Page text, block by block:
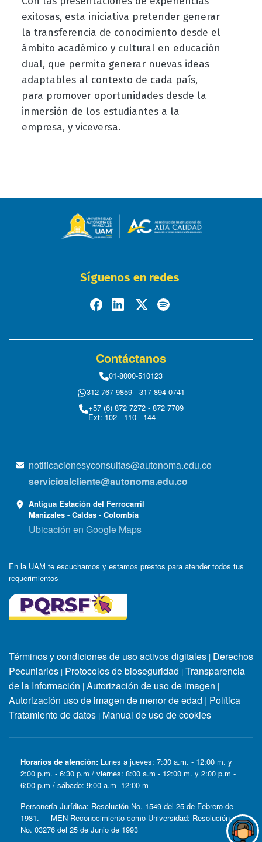
exitosas, esta iniciativa pretender generar
la transferencia de conocimiento desde el
ámbito académico y cultural en educación
dual, que permita generar nuevas ideas
adaptables al contexto de cada país,
para promover oportunidades desde la
inmersión de los estudiantes a la
empresa, y viceversa.
Síguenos en redes
Contáctanos
01-8000-510123
312 767 9859 - 317 894 0741
+57 (6) 872 7272 - 872 7709
Ext: 102 - 110 - 144
notificacionesyconsultas@autonoma.edu.co
servicioalcliente@autonoma.edu.co
Antigua Estación del Ferrocarril
Manizales - Caldas - Colombia
Ubicación en Google Maps
En la UAM te escuchamos y estamos prestos para atender todos tus
requerimientos
Términos y condiciones de uso activos digitales | Derechos
Pecuniarios | Protocolos de bioseguridad | Transparencia
de la Información | Autorización de uso de imagen |
Autorización uso de imagen de menor de edad | Política
Tratamiento de datos | Manual de uso de cookies
Horarios de atención: Lunes a jueves: 7:30 a.m. - 12:00 m. y
2:00 p.m. - 6:30 p.m / viernes: 8:00 a.m - 12:00 m. y 2:00 p.m -
6:00 p.m / sábado: 9:00 a.m -12:00 m
Personería Jurídica: Resolución No. 1549 del 25 de Febrero de
1981. MEN Reconocimiento como Universidad: Resolución
No. 03276 del 25 de Junio de 1993